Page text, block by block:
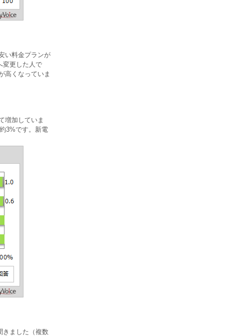
い料金プランが
変更した人で
高くなっていま
増加していま
3%です。新電
きました（複数